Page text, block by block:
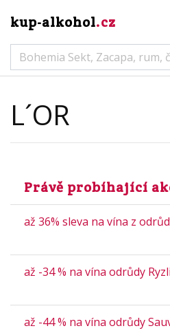
kup-alkohol.cz
L´OR
Právě probíhající
až 36% sleva na vína z
až -34 % na vína odrůdy
až -44 % na vína odrůdy